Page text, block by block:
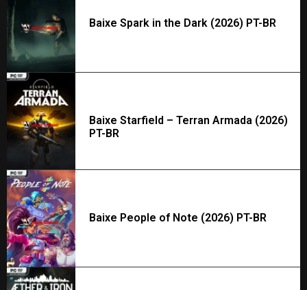
Baixe Spark in the Dark (2026) PT-BR
Baixe Starfield – Terran Armada (2026)
PT-BR
Baixe People of Note (2026) PT-BR